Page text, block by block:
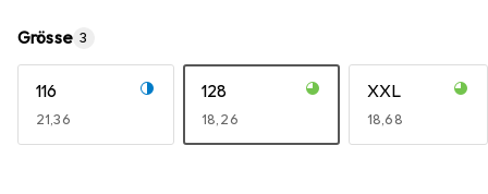
Grösse 3
116
EUR
21,36
128
EUR
18,26
XXL
EUR
18,68